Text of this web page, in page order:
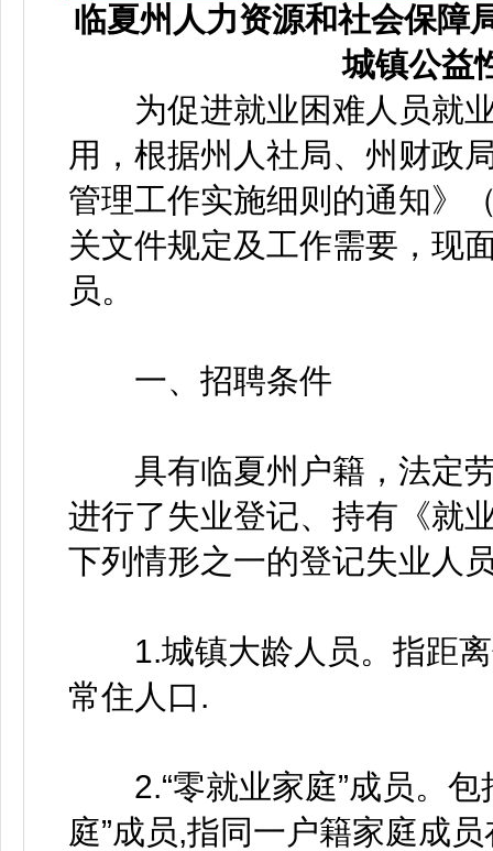
临夏州人力资源和社会保障
城镇公益
为促进就业困难人员就业
用，根据州人社局、州财政
管理工作实施细则的通知》
关文件规定及工作需要，现
员。
一、招聘条件
具有临夏州户籍，法定劳
进行了失业登记、持有《就
下列情形之一的登记失业人
1.城镇大龄人员。指距离
常住人口.
2.“零就业家庭”成员。包
庭”成员,指同一户籍家庭成